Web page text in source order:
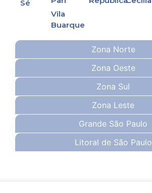
Zona Norte
Zona Oeste
Zona Sul
Zona Leste
Grande São Paulo
Litoral de São Paulo
Sé
Vila
Buarque